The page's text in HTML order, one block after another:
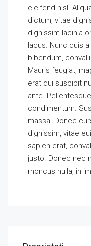
eleifend nisl.
dictum, vitae
dignissim lacinia
lacus. Nunc quis
bibendum,
Mauris feugiat,
erat dui suscipit
ante.
condimentum.
massa. Donec
dignissim, vitae
sapien erat,
justo. Donec nec
rhoncus nulla, in